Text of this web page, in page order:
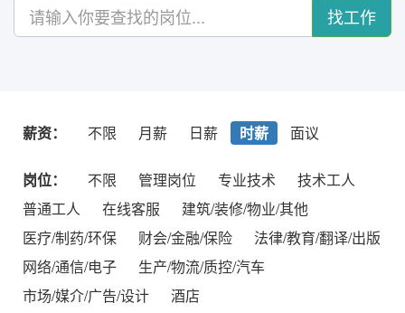
找工作
薪资： 不限 月薪 日薪 时薪 面议
岗位： 不限 管理岗位 专业技术
技术工人
普通工人
在线客服
建筑/装修/物业/其他
医疗/制药/环保
财会/金融/保险
法律/教育/翻译/出版
网络/通信/电子
生产/物流/质控/汽车
市场/媒介/广告/设计
酒店